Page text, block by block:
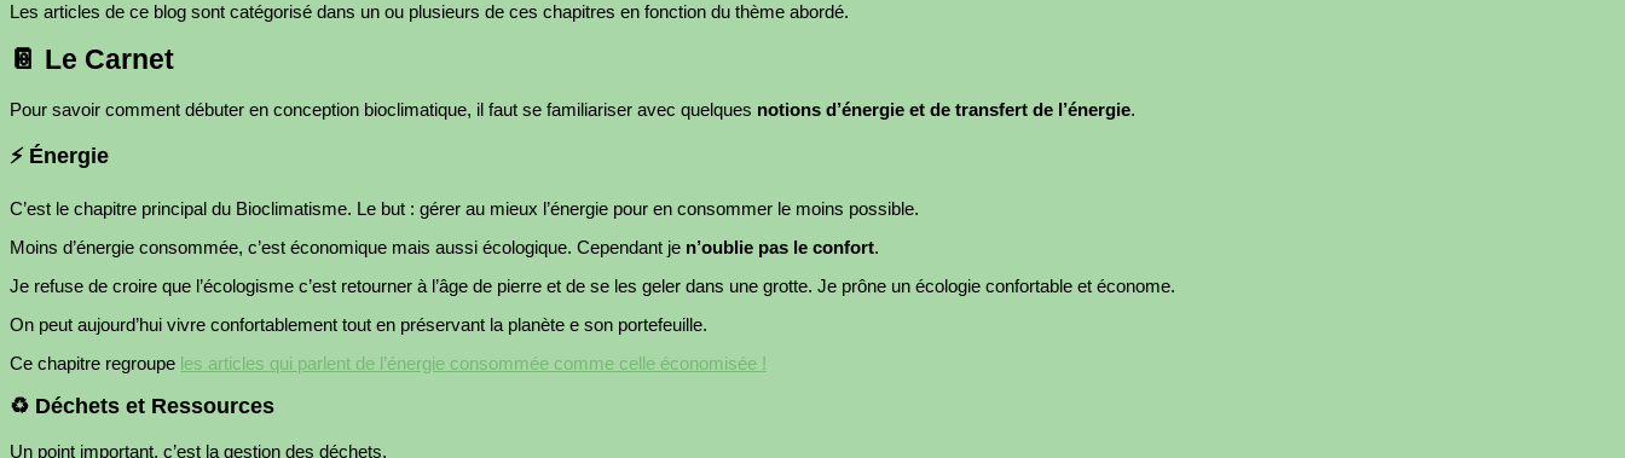
Les articles de ce blog sont catégorisé dans un ou plusieurs de ces chapitres en fonction du thème abordé.
📔 Le Carnet
Pour savoir comment débuter en conception bioclimatique, il faut se familiariser avec quelques notions d’énergie et de transfert de l’énergie.
⚡️ Énergie
C’est le chapitre principal du Bioclimatisme. Le but : gérer au mieux l’énergie pour en consommer le moins possible.
Moins d’énergie consommée, c’est économique mais aussi écologique. Cependant je n’oublie pas le confort.
Je refuse de croire que l’écologisme c’est retourner à l’âge de pierre et de se les geler dans une grotte. Je prône un écologie confortable et économe.
On peut aujourd’hui vivre confortablement tout en préservant la planète e son portefeuille.
Ce chapitre regroupe les articles qui parlent de l’énergie consommée comme celle économisée !
♻️ Déchets et Ressources
Un point important, c’est la gestion des déchets.